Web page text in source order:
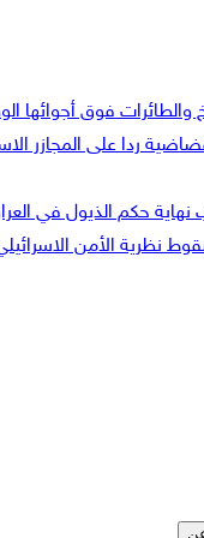
فوق أجوائها
ردا على المجازر
حكم الذيول في
نظرية الأمن